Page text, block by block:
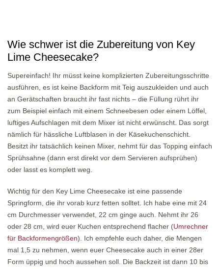
Wie schwer ist die Zubereitung von Key
Lime Cheesecake?
Supereinfach! Ihr müsst keine komplizierten Zubereitungsschritte
ausführen, es ist keine Backform mit Teig auszukleiden und auch
an Gerätschaften braucht ihr fast nichts – die Füllung rührt ihr
zum Beispiel einfach mit einem Schneebesen oder einem Löffel,
luftiges Aufschlagen mit dem Mixer ist nicht erwünscht. Das sorgt
nämlich für hässliche Luftblasen in der Käsekuchenschicht.
Besitzt ihr tatsächlich keinen Mixer, nehmt für das Topping einfach
Sprühsahne (dann erst direkt vor dem Servieren aufsprühen)
oder lasst es komplett weg.
Wichtig für den Key Lime Cheesecake ist eine passende
Springform, die ihr vorab kurz fetten solltet. Ich habe eine mit 24
cm Durchmesser verwendet, 22 cm ginge auch. Nehmt ihr 26
oder 28 cm, wird euer Kuchen entsprechend flacher (Umrechner
für Backformengrößen). Ich empfehle euch daher, die Mengen
mal 1,5 zu nehmen, wenn euer Cheesecake auch in einer 28er
Form üppig und hoch aussehen soll. Die Backzeit ist dann 10 bis